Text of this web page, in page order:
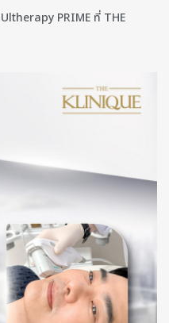
PRIME ที่ THE